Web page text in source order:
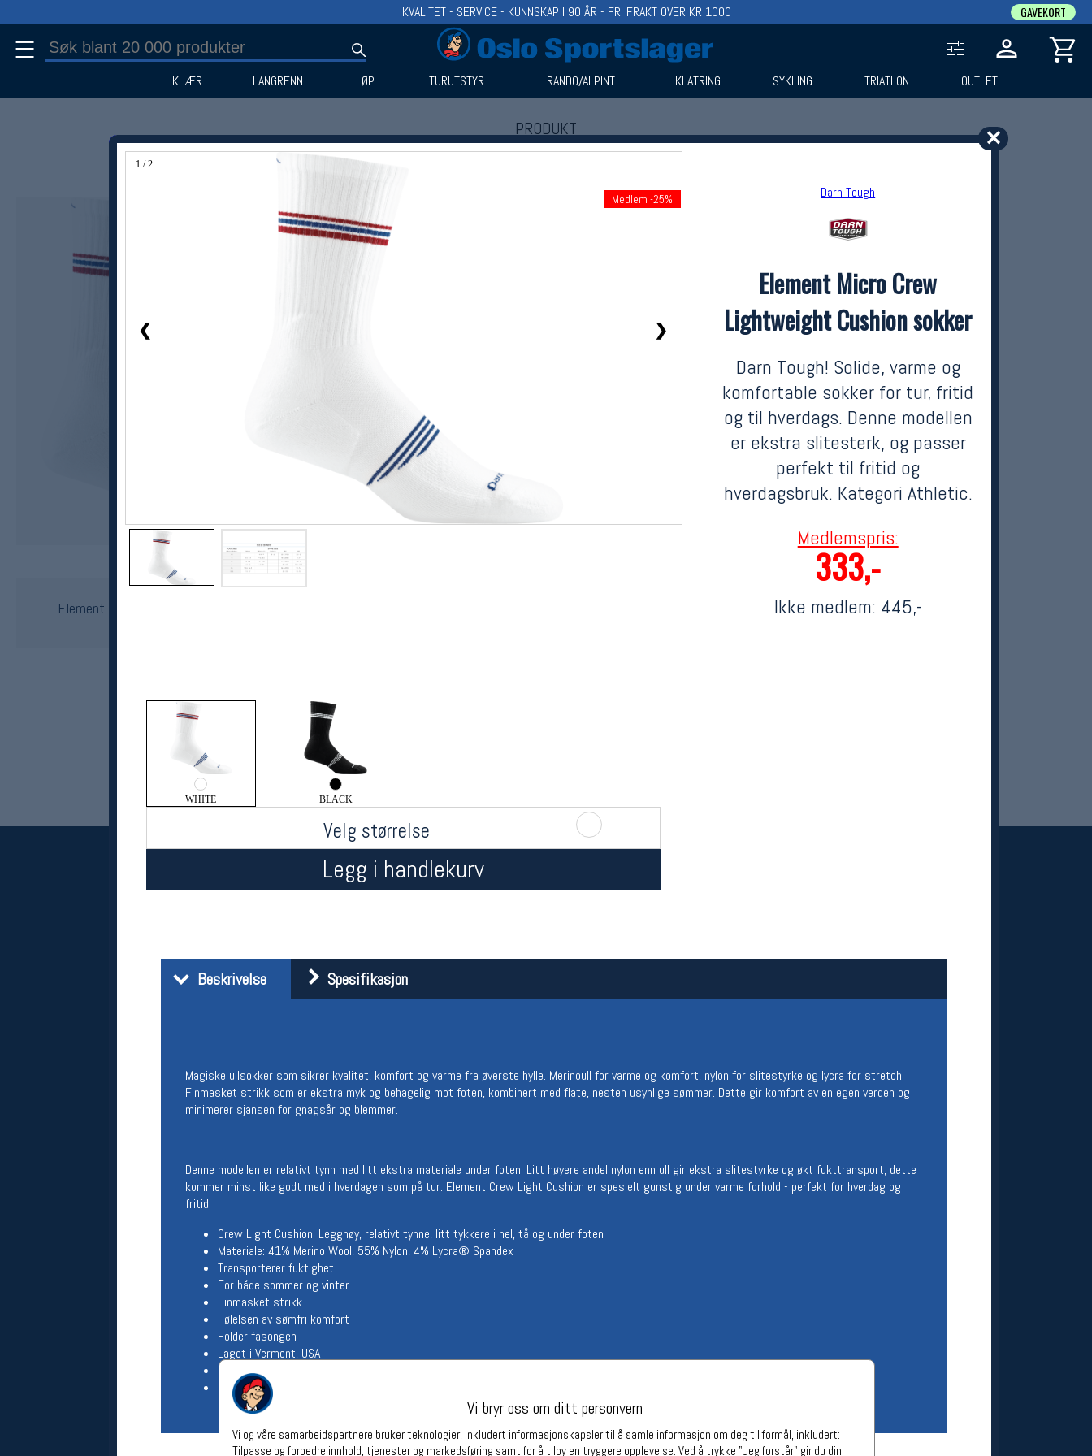
✕
1 / 2
❮ ❯
Medlem -25% Darn Tough
Element Micro Crew
Lightweight Cushion sokker
Darn Tough! Solide, varme og
komfortable sokker for tur, fritid
og til hverdags. Denne modellen
er ekstra slitesterk, og passer
perfekt til fritid og
hverdagsbruk. Kategori Athletic.
Medlemspris:
333,-
Ikke medlem: 445,-
WHITE BLACK
Velg størrelse
Legg i handlekurv
Beskrivelse Spesifikasjon
Magiske ullsokker som sikrer kvalitet, komfort og varme fra øverste hylle. Merinoull for varme og komfort, nylon for slitestyrke og lycra for stretch.
Finmasket strikk som er ekstra myk og behagelig mot foten, kombinert med flate, nesten usynlige sømmer. Dette gir komfort av en egen verden og
minimerer sjansen for gnagsår og blemmer.
Denne modellen er relativt tynn med litt ekstra materiale under foten. Litt høyere andel nylon enn ull gir ekstra slitestyrke og økt fukttransport, dette
kommer minst like godt med i hverdagen som på tur. Element Crew Light Cushion er spesielt gunstig under varme forhold - perfekt for hverdag og
fritid!
Crew Light Cushion: Legghøy, relativt tynne, litt tykkere i hel, tå og under foten
Materiale: 41% Merino Wool, 55% Nylon, 4% Lycra® Spandex
Transporterer fuktighet
For både sommer og vinter
Finmasket strikk
Følelsen av sømfri komfort
Holder fasongen
Laget i Vermont, USA
Livstidsgaranti - høy kvalitet
Størrelser: S (38-40), M (41-43), L (43-45)
Vi bryr oss om ditt personvern
Vi og våre samarbeidspartnere bruker teknologier, inkludert informasjonskapsler til å samle informasjon om deg til formål, inkludert:
Tilpasse og forbedre innhold, tjenester og markedsføring samt for å tilby en tryggere opplevelse. Ved å trykke "Jeg forstår" gir du din
KVALITET - SERVICE - KUNNSKAP I 90 ÅR - FRI FRAKT OVER KR 1000 GAVEKORT
☰
KLÆR LANGRENN LØP TURUTSTYR RANDO/ALPINT KLATRING SYKLING TRIATLON OUTLET
PRODUKT
Produkter (1)
Medlem -25%
Darn Tough
Element Micro Crew Lightweight Cushion sokker
Torggata 20
0183 Oslo
Lørdag:
11-16
Medlemstilbud og aktiviteter
Åpningstider verkstedet
Om verkstedet
For å bestille time må du logge inn i
nettbutikken og trykke på den
Informasjonskapsler
Bærekraft
Følg oss på